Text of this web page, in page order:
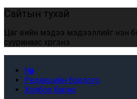
Сайтын тухай
Цаг үеийн мэдээ мэдээллийг үнэн
сууринаас хүргэнэ.
Нүүр
Редакцийн бодлого
Холбоо барих